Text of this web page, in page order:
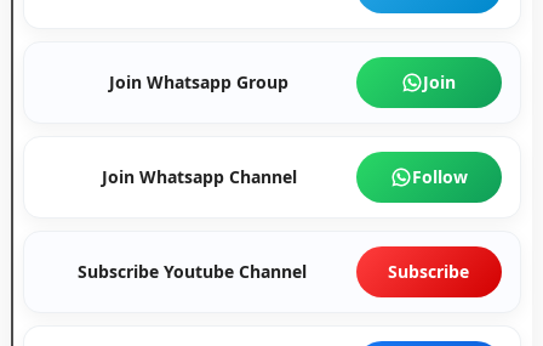
Join Whatsapp Group Join
Join Whatsapp Channel Follow
Subscribe Youtube Channel Subscribe